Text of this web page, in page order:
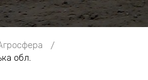
обл.